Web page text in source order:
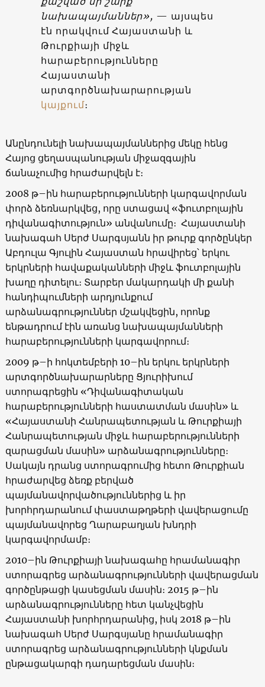
նախապայմաններ», — այսպես
էն որակվում Հայաստանի և
Թուրքիայի միջև
հարաբերությունները
Հայաստանի
արտգործնախարարության
կայքում։
Անընդունելի նախապայմաններից մեկը հենց
Հայոց ցեղասպանության միջազգային
ճանաչումից հրաժարվելն է։
2008 թ–ին հարաբերությունների կարգավորման
փորձ ձեռնարկվեց, որը ստացավ «ֆուտբոլային
դիվանագիտություն» անվանումը։ Հայաստանի
նախագահ Սերժ Սարգսյանն իր թուրք գործընկեր
Աբդուլա Գյուլին Հայաստան հրավիրեց՝ երկու
երկրների հավաքականների միջև ֆուտբոլային
խաղը դիտելու։ Տարբեր մակարդակի մի քանի
հանդիպումների արդյունքում
արձանագրություններ մշակվեցին, որոնք
ենթադրում էին առանց նախապայմանների
հարաբերությունների կարգավորում։
2009 թ–ի հոկտեմբերի 10–ին երկու երկրների
արտգործնախարարները Ցյուրիխում
ստորագրեցին «Դիվանագիտական
հարաբերությունների հաստատման մասին» և
«Հայաստանի Հանրապետության և Թուրքիայի
Հանրապետության միջև հարաբերությունների
զարացման մասին» արձանագրությունները։
Սակայն դրանց ստորագրումից հետո Թուրքիան
հրաժարվեց ձեռք բերված
պայմանավորվածություններից և իր
խորհրդարանում փաստաթղթերի վավերացումը
պայմանավորեց Ղարաբաղյան խնդրի
կարգավորմամբ։
2010–ին Թուրքիայի նախագահը հրամանագիր
ստորագրեց արձանագրությունների վավերացման
գործընթացի կասեցման մասին։ 2015 թ–ին
արձանագրությունները հետ կանչվեցին
Հայաստանի խորհրդարանից, իսկ 2018 թ–ին
նախագահ Սերժ Սարգսյանը հրամանագիր
ստորագրեց արձանագրությունների կնքման
ընթացակարգի դադարեցման մասին։